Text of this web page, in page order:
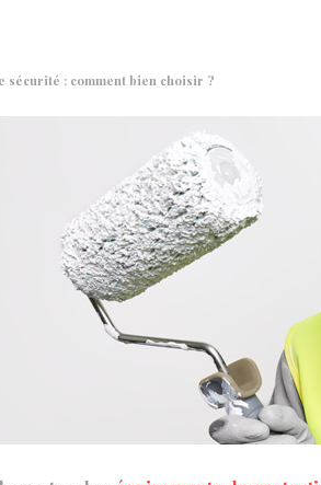
sécurité : comment bien choisir ?